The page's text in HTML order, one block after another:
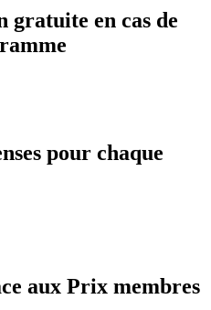
gratuite en cas de
pour chaque
aux Prix membres